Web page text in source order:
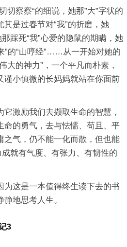
切察察“的细说，她那”大”字状的
是过春节对“我”的折磨，她
踩死“我”心爱的隐鼠的期瞒，她
”的“山哼经”……从一开始对她的
大的神力”，一个平凡而朴素，
谨小慎微的长妈妈就站在你面前
激励我们去撷取生命的智慧，
命的勇气，去与怯懦、苟且、平
之气，仍不能一化而散，但也能
成就有气度、有张力、有韧性的
为这是一本值得终生读下去的书
地思考人生。
3